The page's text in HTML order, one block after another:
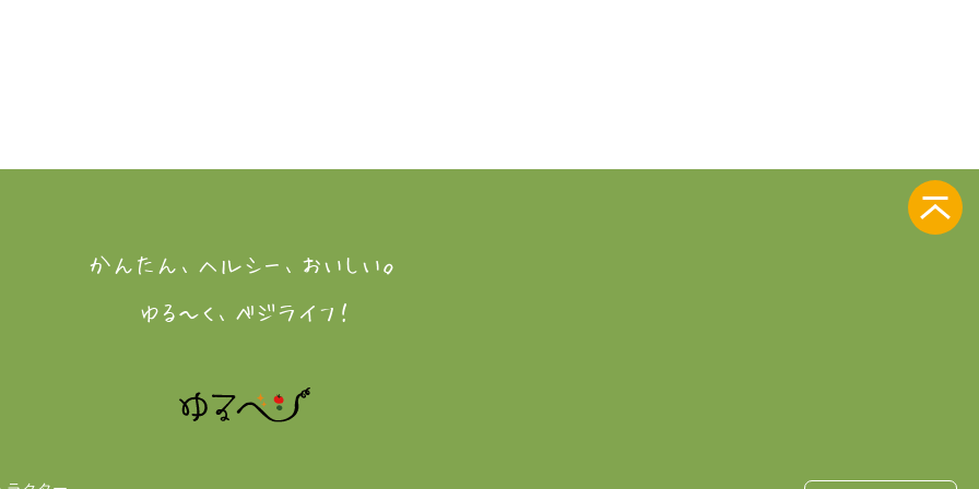
かんたん、ヘルシー、おいしい。
ゆる～く、ベジライフ！